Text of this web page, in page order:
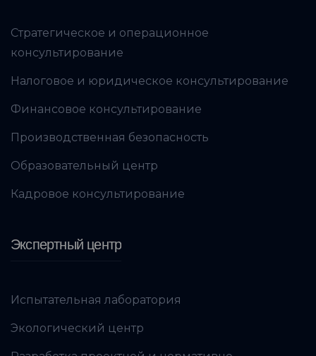
Стратегическое и операционное
консультирование
Налоговое и юридическое консультирование
Финансовое консультирование
Производственная безопасность
Образовательный центр
Кадровое консультирование
Экспертный центр
Испытательная лаборатория
Экологический центр